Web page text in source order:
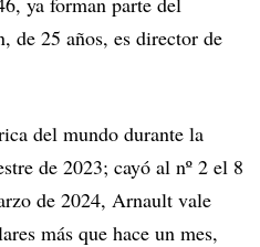
de 25 años, es director de
del mundo durante la
de 2023; cayó al nº 2 el 8
de 2024, Arnault vale
más que hace un mes,